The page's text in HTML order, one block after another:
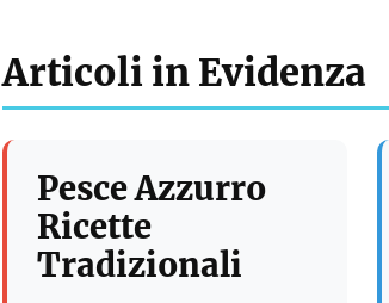
Articoli in Evidenza
Pesce Azzurro
Ricette
Tradizionali